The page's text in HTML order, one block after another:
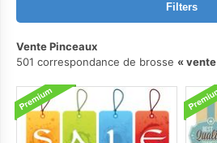
Filters
Vente Pinceaux
501 correspondance de brosse
vente